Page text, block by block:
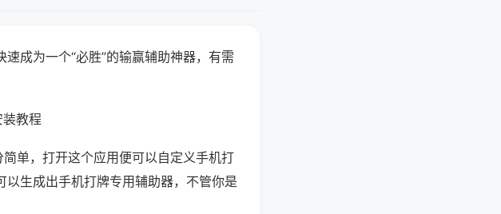
成为一个“必胜”的输赢辅助神器，有需
教程
单，打开这个应用便可以自定义手机打
生成出手机打牌专用辅助器，不管你是